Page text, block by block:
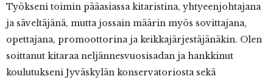
Työkseni toimin pääasiassa kitaristina, yhtyeenjohtajana
ja säveltäjänä, mutta jossain määrin myös sovittajana,
opettajana, promoottorina ja keikkajärjestäjänäkin. Olen
soittanut kitaraa neljännesvuosisadan ja hankkinut
koulutukseni Jyväskylän konservatoriosta sekä